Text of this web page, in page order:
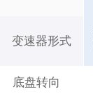
变速器形式
底盘转向